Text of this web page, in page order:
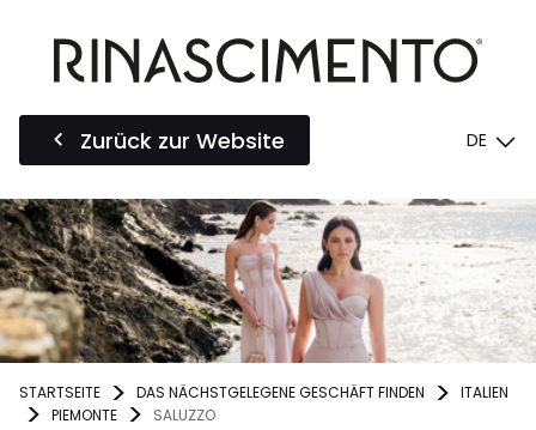
Zurück zur Website DE
STARTSEITE DAS NÄCHSTGELEGENE GESCHÄFT FINDEN
ITALIEN
PIEMONTE
SALUZZO